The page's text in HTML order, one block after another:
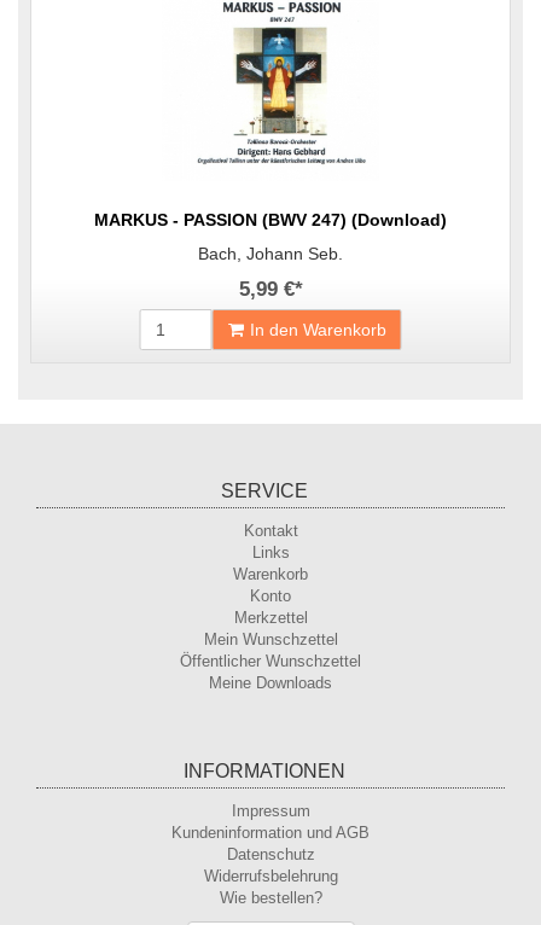
MARKUS - PASSION (BWV 247) (Download)
Bach, Johann Seb.
5,99 €*
In den Warenkorb
SERVICE
Kontakt
Links
Warenkorb
Konto
Merkzettel
Mein Wunschzettel
Öffentlicher Wunschzettel
Meine Downloads
INFORMATIONEN
Impressum
Kundeninformation und AGB
Datenschutz
Widerrufsbelehrung
Wie bestellen?